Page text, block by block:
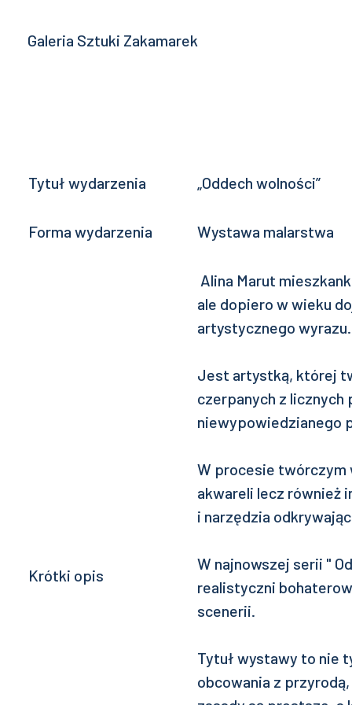
Galeria Sztuki Zakamarek
Tytuł wydarzenia „Oddech wolności”
Forma wydarzenia Wystawa malarstwa
Krótki opis
Alina Marut
ale dopiero w wieku
artystycznego wyrazu.
Jest artystką, której
czerpanych z licznych
niewypowiedzianego
W procesie twórczym
akwareli lecz również
i narzędzia
W najnowszej serii "
realistyczni
scenerii.
Tytuł wystawy to nie
obcowania z